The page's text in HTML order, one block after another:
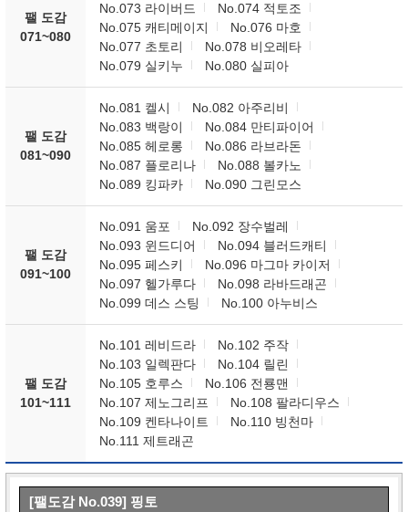
팰 도감
071~080
No.073 라이버드
No.074 적토조
No.075 캐티메이지
No.076 마호
No.077 초토리
No.078 비오레타
No.079 실키누
No.080 실피아
팰 도감
081~090
No.081 켈시
No.082 아주리비
No.083 백랑이
No.084 만티파이어
No.085 헤로롱
No.086 라브라돈
No.087 플로리나
No.088 볼카노
No.089 킹파카
No.090 그린모스
팰 도감
091~100
No.091 움포
No.092 장수벌레
No.093 윈드디어
No.094 블러드캐티
No.095 페스키
No.096 마그마 카이저
No.097 헬가루다
No.098 라바드래곤
No.099 데스 스팅
No.100 아누비스
팰 도감
101~111
No.101 레비드라
No.102 주작
No.103 일렉판다
No.104 릴린
No.105 호루스
No.106 전룡맨
No.107 제노그리프
No.108 팔라디우스
No.109 켄타나이트
No.110 빙천마
No.111 제트래곤
[팰도감 No.039] 핑토